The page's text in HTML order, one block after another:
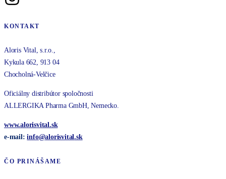
KONTAKT
Aloris Vital, s.r.o.,
Kykula 662, 913 04
Chocholná-Velčice
Oficiálny distribútor spoločnosti
ALLERGIKA Pharma GmbH, Nemecko.
www.alorisvital.sk
e-mail:info@alorisvital.sk
ČO PRINÁŠAME